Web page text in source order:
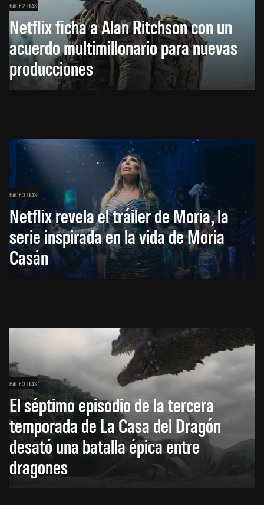
HACE 2 DÍAS
Netflix ficha a Alan Ritchson con un
acuerdo multimillonario para nuevas
producciones
HACE 3 DÍAS
Netflix revela el tráiler de Moria, la
serie inspirada en la vida de Moria
Casán
HACE 3 DÍAS
El séptimo episodio de la tercera
temporada de La Casa del Dragón
desató una batalla épica entre
dragones